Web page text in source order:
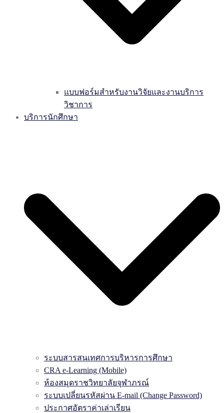
แบบฟอร์มสำหรับงานวิจัยและงานบริการ
วิชาการ
บริการนักศึกษา
ระบบสารสนเทศการบริหารการศึกษา
CRA e-Learning (Mobile)
ห้องสมุดราชวิทยาลัยจุฬาภรณ์
ระบบเปลี่ยนรหัสผ่าน E-mail (Change Password)
ประกาศอัตราค่าเล่าเรียน